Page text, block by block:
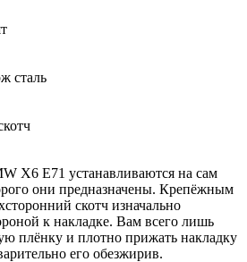
сталь
X6 E71 устанавливаются на сам
они предназначены. Крепёжным
скотч изначально
к накладке. Вам всего лишь
плёнку и плотно прижать накладку
его обезжирив.